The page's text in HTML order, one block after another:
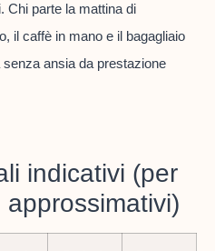
Chi parte la mattina di
il caffè in mano e il bagagliaio
ansia da prestazione
indicativi (per